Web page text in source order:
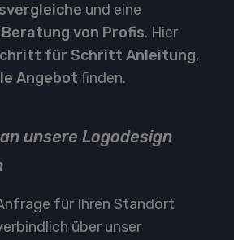
und eine
von Profis. Hier
für Schritt Anleitung,
Angebot finden.
unsere Logodesign
für Ihren Standort
über unser